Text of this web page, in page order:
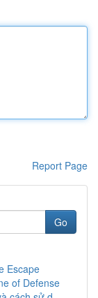
Report Page
Go
Escape
of Defense